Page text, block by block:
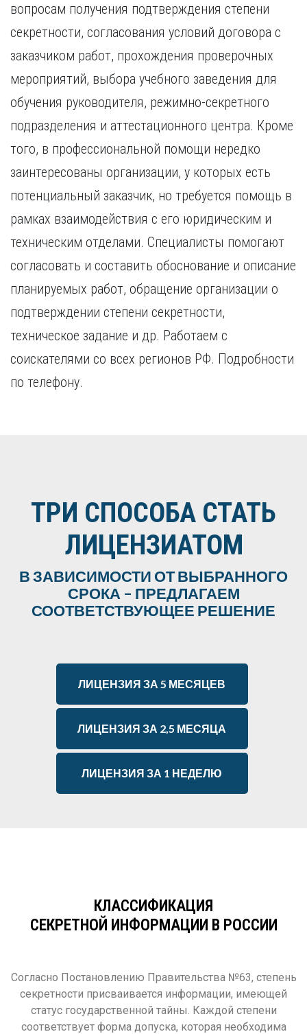
вопросам получения подтверждения степени
секретности, согласования условий договора с
заказчиком работ, прохождения проверочных
мероприятий, выбора учебного заведения для
обучения руководителя, режимно-секретного
подразделения и аттестационного центра. Кроме
того, в профессиональной помощи нередко
заинтересованы организации, у которых есть
потенциальный заказчик, но требуется помощь в
рамках взаимодействия с его юридическим и
техническим отделами. Специалисты помогают
согласовать и составить обоснование и описание
планируемых работ, обращение организации о
подтверждении степени секретности,
техническое задание и др. Работаем с
соискателями со всех регионов РФ. Подробности
по телефону.
ТРИ СПОСОБА СТАТЬ
ЛИЦЕНЗИАТОМ
В ЗАВИСИМОСТИ ОТ ВЫБРАННОГО
СРОКА – ПРЕДЛАГАЕМ
СООТВЕТСТВУЮЩЕЕ РЕШЕНИЕ
ЛИЦЕНЗИЯ ЗА 5 МЕСЯЦЕВ
ЛИЦЕНЗИЯ ЗА 2,5 МЕСЯЦА
ЛИЦЕНЗИЯ ЗА 1 НЕДЕЛЮ
КЛАССИФИКАЦИЯ
СЕКРЕТНОЙ ИНФОРМАЦИИ В РОССИИ
Согласно Постановлению Правительства №63, степень
секретности присваивается информации, имеющей
статус государственной тайны. Каждой степени
соответствует форма допуска, которая необходима